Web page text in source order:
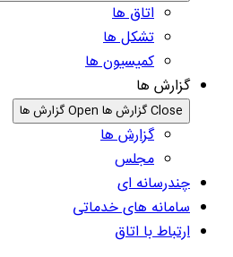
اتاق ها
تشکل ها
کمیسیون ها
گزارش ها
Close گزارش ها Open گزارش ها
گزارش ها
مجلس
چندرسانه ای
سامانه های خدماتی
ارتباط با اتاق